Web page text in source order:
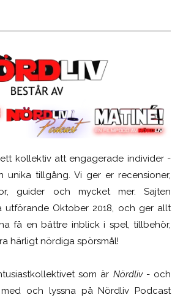
kollektiv att engagerade individer -
unika tillgång. Vi ger er recensioner,
guider och mycket mer. Sajten
utförande Oktober 2018, och ger allt
få en bättre inblick i spel, tillbehör,
härligt nördiga spörsmål!
som är Nördliv- och
och lyssna på Nördliv Podcast